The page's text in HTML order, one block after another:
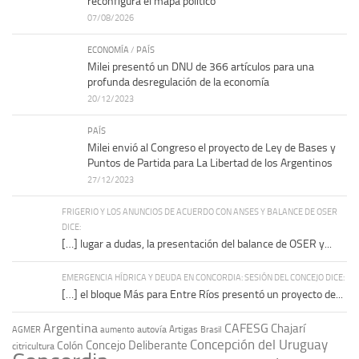
07/08/2026
ECONOMÍA / PAÍS
Milei presentó un DNU de 366 artículos para una
profunda desregulación de la economía
20/12/2023
PAÍS
Milei envió al Congreso el proyecto de Ley de Bases y
Puntos de Partida para La Libertad de los Argentinos
27/12/2023
FRIGERIO Y LOS ANUNCIOS DE ACUERDO CON ANSES Y BALANCE DE OSER
DICE:
[…] lugar a dudas, la presentación del balance de OSER y...
EMERGENCIA HÍDRICA Y DEUDA EN CONCORDIA: SESIÓN DEL CONCEJO DICE:
[…] el bloque Más para Entre Ríos presentó un proyecto de...
AGMER Argentina aumento autovía Artigas Brasil CAFESG Chajarí
citricultura Colón Concejo Deliberante Concepción del Uruguay